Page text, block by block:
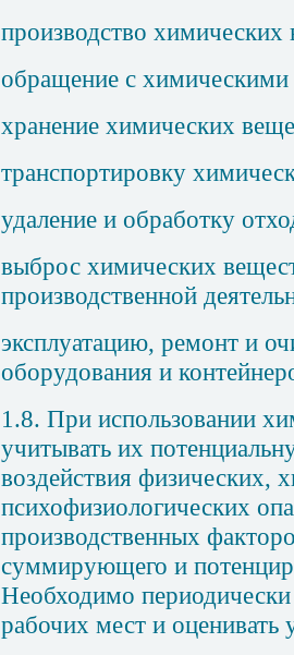
производство химических
обращение с
хранение химических
транспортировку
удаление и обработку
выброс химических
производственной
эксплуатацию, ремонт и
оборудования и
1.8. При использовании
учитывать их
воздействия физических,
психофизиологических
производственных
суммирующего и
Необходимо
рабочих мест и оценивать